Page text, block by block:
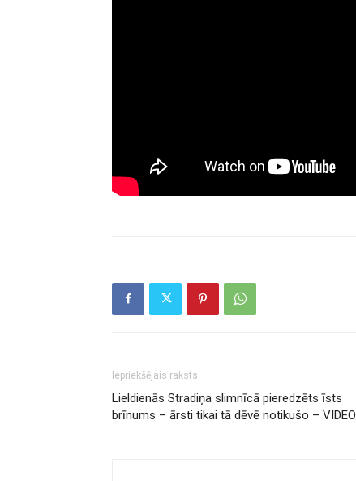
Iepriekšējais raksts
Lieldienās Stradiņa slimnīcā pieredzēts īsts
brīnums – ārsti tikai tā dēvē notikušo – VIDEO